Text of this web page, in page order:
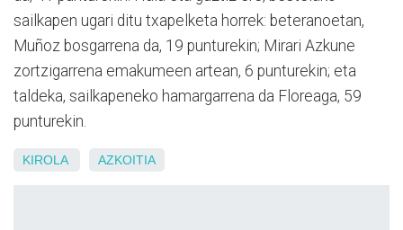
sailkapen ugari ditu txapelketa horrek: beteranoetan,
Muñoz bosgarrena da, 19 punturekin; Mirari Azkune
zortzigarrena emakumeen artean, 6 punturekin; eta
taldeka, sailkapeneko hamargarrena da Floreaga, 59
punturekin.
KIROLA AZKOITIA